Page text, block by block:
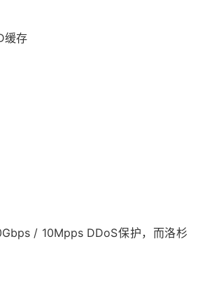
缓存
/ 10Mpps DDoS保护，而洛杉